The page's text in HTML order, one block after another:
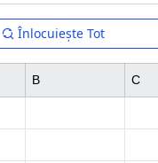
Înlocuiește Tot
B C